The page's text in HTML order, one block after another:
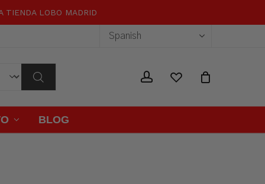
TIENDA LOBO MADRID
accountwishlist
BLOG
Close